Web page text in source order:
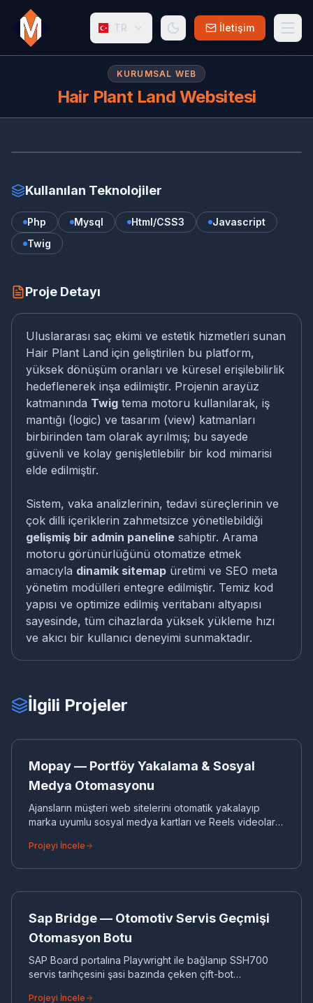
TR İletişim
KURUMSAL WEB
Hair Plant Land Websitesi
HA
Kullanılan Teknolojiler
Php Mysql Html/CSS3
Javascript
Twig
Proje Detayı
Uluslararası saç ekimi ve estetik hizmetleri sunan
Hair Plant Land için geliştirilen bu platform,
yüksek dönüşüm oranları ve küresel erişilebilirlik
hedeflenerek inşa edilmiştir. Projenin arayüz
katmanında Twig tema motoru kullanılarak, iş
mantığı (logic) ve tasarım (view) katmanları
birbirinden tam olarak ayrılmış; bu sayede
güvenli ve kolay genişletilebilir bir kod mimarisi
elde edilmiştir.
Sistem, vaka analizlerinin, tedavi süreçlerinin ve
çok dilli içeriklerin zahmetsizce yönetilebildiği
gelişmiş bir admin paneline sahiptir. Arama
motoru görünürlüğünü otomatize etmek
amacıyla dinamik sitemap üretimi ve SEO meta
yönetim modülleri entegre edilmiştir. Temiz kod
yapısı ve optimize edilmiş veritabanı altyapısı
sayesinde, tüm cihazlarda yüksek yükleme hızı
ve akıcı bir kullanıcı deneyimi sunmaktadır.
İlgili Projeler
MO
Mopay — Portföy Yakalama & Sosyal
Medya Otomasyonu
Ajansların müşteri web sitelerini otomatik yakalayıp
marka uyumlu sosyal medya kartları ve Reels videoları
panelden yayınlayan çok kiracılı (multi-tenant) SaaS
Projeyi İncele
SA
Sap Bridge — Otomotiv Servis Geçmişi
Otomasyon Botu
SAP Board portalına Playwright ile bağlanıp SSH700
servis tarihçesini şasi bazında çeken çift-bot
Projeyi İncele